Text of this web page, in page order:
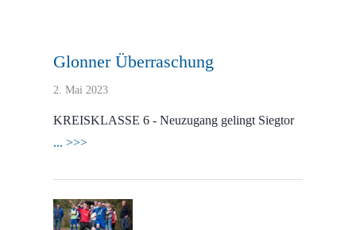
Glonner Überraschung
2. Mai 2023
KREISKLASSE 6 - Neuzugang gelingt Siegtor
... >>>